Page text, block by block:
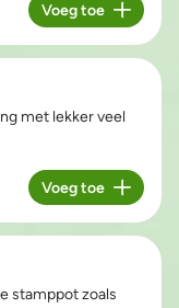
Aantal
Voeg toe
met lekker veel
Aantal
Voeg toe
stamppot zoals